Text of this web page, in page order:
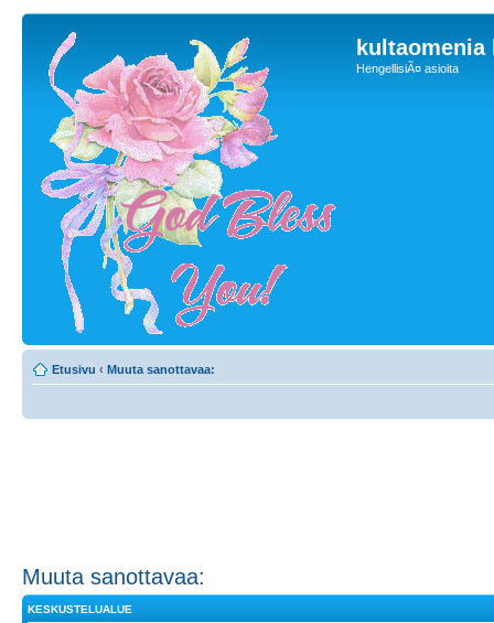
HengellisiÃ¤ asioita
Etusivu ‹ Muuta sanottavaa:
Muuta sanottavaa:
KESKUSTELUALUE